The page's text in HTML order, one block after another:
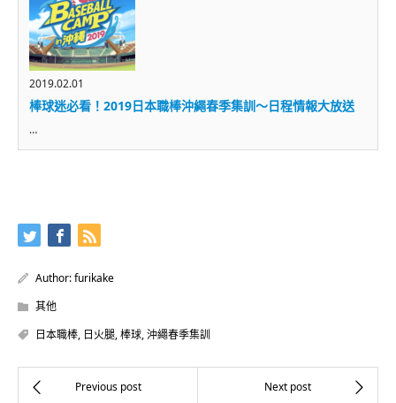
2019.02.01
棒球迷必看！2019日本職棒沖繩春季集訓～日程情報大放送
…
Author:furikake
其他
日本職棒, 日火腿,棒球,沖繩春季集訓